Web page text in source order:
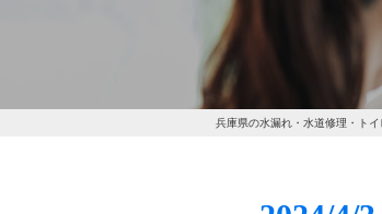
兵庫県の水漏れ・水道修理・ト